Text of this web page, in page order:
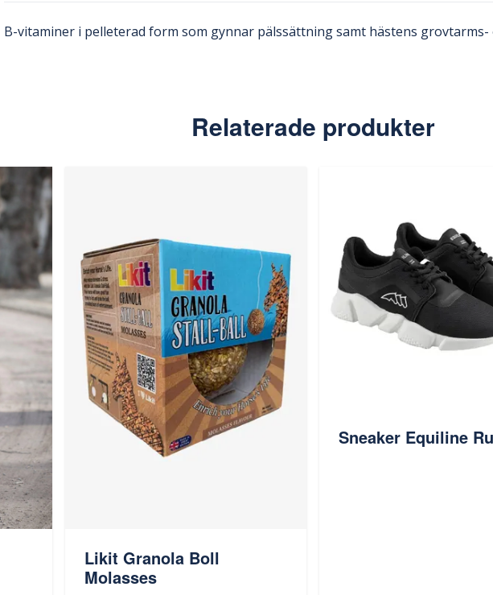
B-vitaminer i pelleterad form som gynnar pälssättning samt hästens
Relaterade produkter
Likit Granola Boll
Molasses
Sneaker Equiline